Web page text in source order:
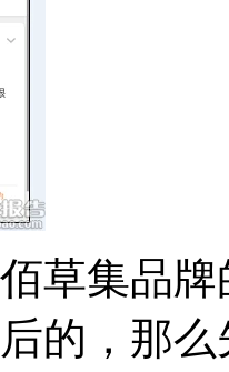
草集品
的，那